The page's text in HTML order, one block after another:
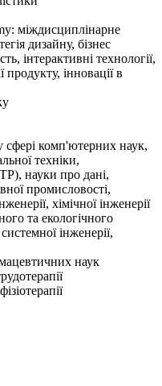
міждисциплінарне
дизайну, бізнес
інтерактивні технології,
інновації в
сфері комп'ютерних наук,
техніки,
науки про дані,
промисловості,
хімічної інженерії
та екологічного
інженерії,
наук